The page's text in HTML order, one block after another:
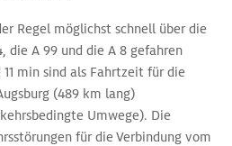
Regel möglichst schnell über die
die A 99 und die A 8 gefahren
min sind als Fahrtzeit für die
(489 km lang)
Umwege). Die
für die Verbindung vom